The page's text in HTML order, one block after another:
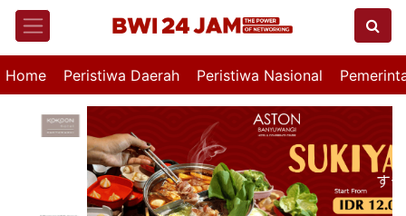
Home Peristiwa Daerah Peristiwa Nasional